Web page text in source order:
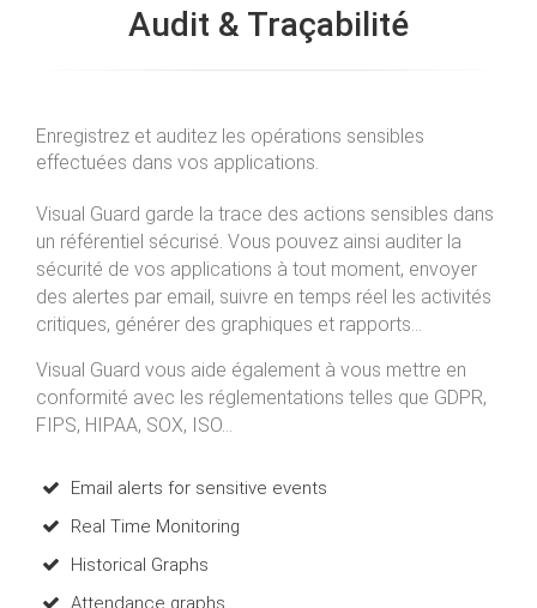
Audit & Traçabilité
Enregistrez et auditez les opérations sensibles
effectuées dans vos applications.
Visual Guard garde la trace des actions sensibles dans
un référentiel sécurisé. Vous pouvez ainsi auditer la
sécurité de vos applications à tout moment, envoyer
des alertes par email, suivre en temps réel les activités
critiques, générer des graphiques et rapports...
Visual Guard vous aide également à vous mettre en
conformité avec les réglementations telles que GDPR,
FIPS, HIPAA, SOX, ISO...
Email alerts for sensitive events
Real Time Monitoring
Historical Graphs
Attendance graphs